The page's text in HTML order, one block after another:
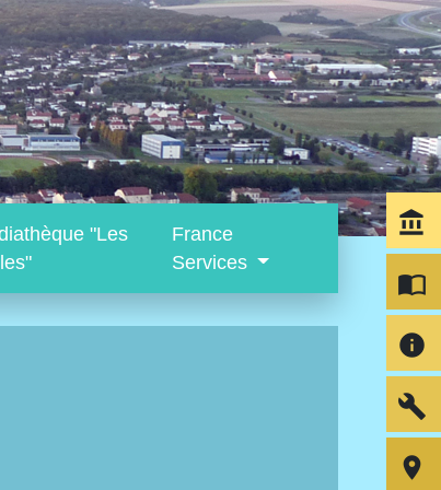
"Les
France
Services
account_balance
import_contacts
info
build
room